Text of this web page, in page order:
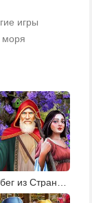
игры
моря